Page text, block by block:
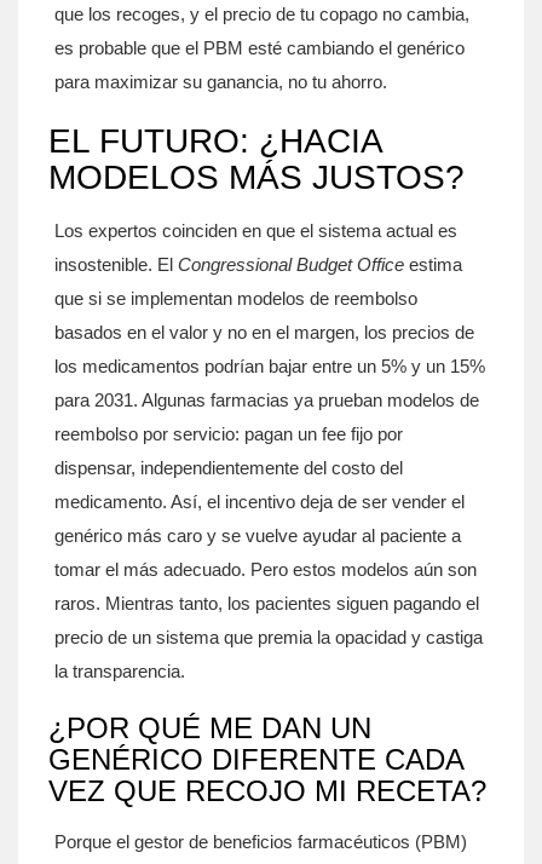
que los recoges, y el precio de tu copago no cambia,
es probable que el PBM esté cambiando el genérico
para maximizar su ganancia, no tu ahorro.
EL FUTURO: ¿HACIA
MODELOS MÁS JUSTOS?
Los expertos coinciden en que el sistema actual es
insostenible. El Congressional Budget Office estima
que si se implementan modelos de reembolso
basados en el valor y no en el margen, los precios de
los medicamentos podrían bajar entre un 5% y un 15%
para 2031. Algunas farmacias ya prueban modelos de
reembolso por servicio: pagan un fee fijo por
dispensar, independientemente del costo del
medicamento. Así, el incentivo deja de ser vender el
genérico más caro y se vuelve ayudar al paciente a
tomar el más adecuado. Pero estos modelos aún son
raros. Mientras tanto, los pacientes siguen pagando el
precio de un sistema que premia la opacidad y castiga
la transparencia.
¿POR QUÉ ME DAN UN
GENÉRICO DIFERENTE CADA
VEZ QUE RECOJO MI RECETA?
Porque el gestor de beneficios farmacéuticos (PBM)